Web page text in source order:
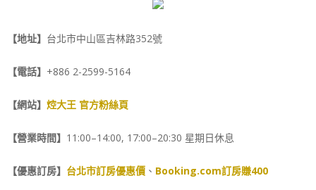
【地址】 台北市中山區吉林路352號
【電話】 +886 2-2599-5164
【網站】 焢大王 官方粉絲頁
【營業時間】 11:00–14:00, 17:00–20:30 星期日休息
【優惠訂房】 台北市訂房優惠價 、 Booking.com訂房賺400